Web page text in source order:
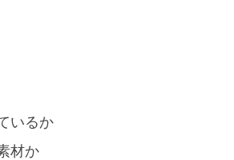
いるか
材か